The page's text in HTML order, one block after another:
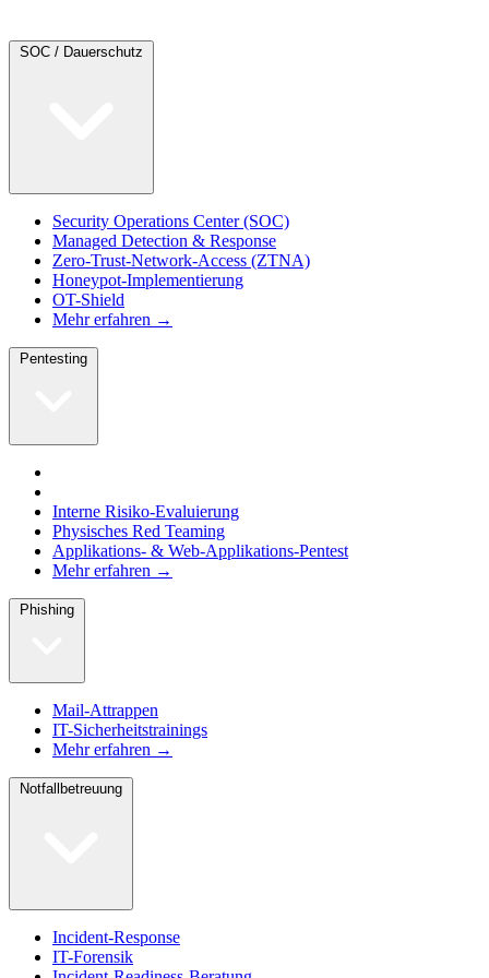
Security Operations Center (SOC)
Managed Detection & Response
Zero-Trust-Network-Access (ZTNA)
Honeypot-Implementierung
OT-Shield
Mehr erfahren →
Interne Risiko-Evaluierung
Physisches Red Teaming
Applikations- & Web-Applikations-Pentest
Mehr erfahren →
Mail-Attrappen
IT-Sicherheitstrainings
Mehr erfahren →
Incident-Response
IT-Forensik